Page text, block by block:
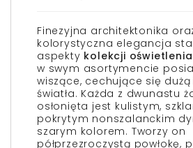
Finezyjna architektonika
kolorystyczna elegancja
aspekty kolekcji oświetlenia
w swym asortymencie
wiszące, cechujące się dużą
światła. Każda z dwunastu
osłonięta jest kulistym,
pokrytym nonszalanckim
szarym kolorem. Tworzy on
półprzezroczystą powłokę,